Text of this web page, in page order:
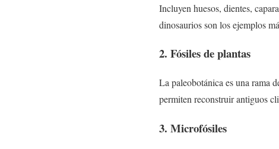
Incluyen huesos, dientes,
dinosaurios son los ejemplos
2. Fósiles de plantas
La paleobotánica es una rama
permiten reconstruir antiguos
3. Microfósiles